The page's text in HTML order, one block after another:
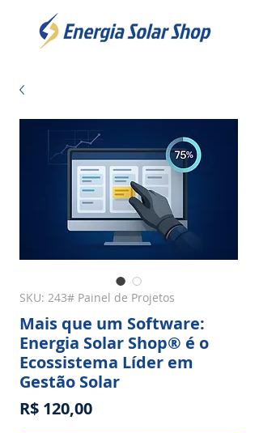
SKU: 243# Painel de Projetos
Mais que um Software:
Energia Solar Shop® é o
Ecossistema Líder em
Gestão Solar
R$ 120,00Preço